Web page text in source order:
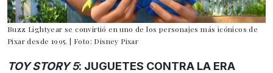
Buzz Lightyear se convirtió en uno de los personajes más icónicos de
Pixar desde 1995. | Foto: Disney Pixar
TOY STORY 5: JUGUETES CONTRA LA ERA